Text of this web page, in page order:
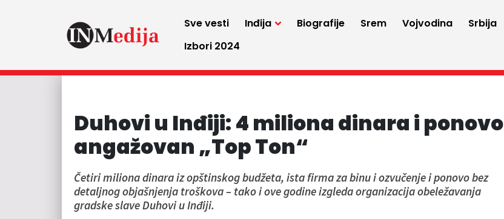
Sve vesti Inđija Biografije Srem Vojvodina Srbija
Izbori 2024
Duhovi u Inđiji: 4 miliona dinara i ponovo
angažovan „Top Ton“
Četiri miliona dinara iz opštinskog budžeta, ista firma za binu i ozvučenje i ponovo bez
detaljnog objašnjenja troškova – tako i ove godine izgleda organizacija obeležavanja
gradske slave Duhovi u Inđiji.